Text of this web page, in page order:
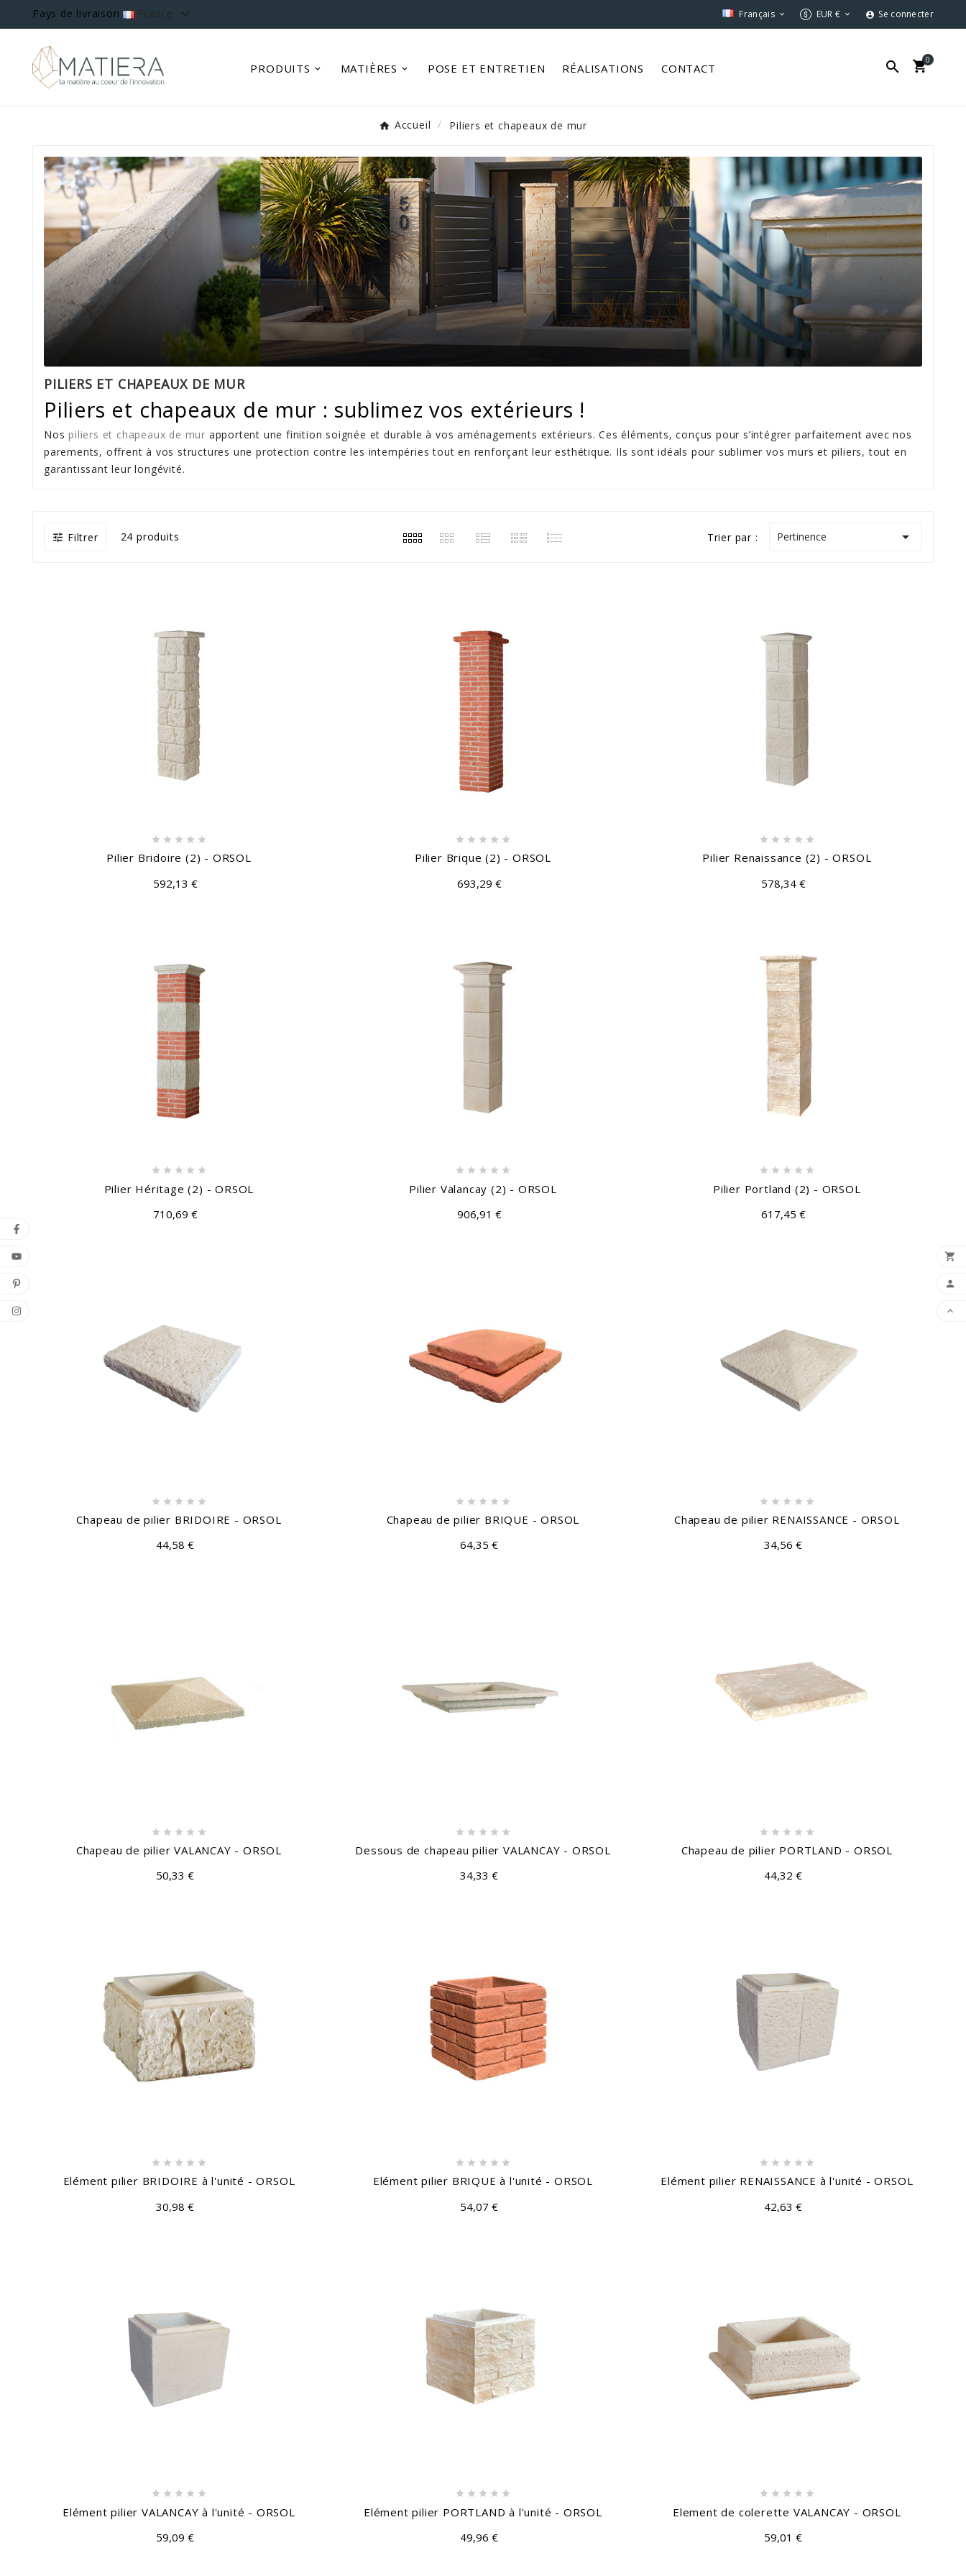
Pays de livraison France  Français  EUR €   Se connecter
PRODUITS MATIÈRES POSE ET ENTRETIEN RÉALISATIONS CONTACT  0
Accueil Piliers et chapeaux de mur
PILIERS ET CHAPEAUX DE MUR
Piliers et chapeaux de mur : sublimez vos extérieurs !
Nos piliers et chapeaux de mur apportent une finition soignée et durable à vos aménagements extérieurs. Ces éléments, conçus pour s’intégrer parfaitement avec nos
parements, offrent à vos structures une protection contre les intempéries tout en renforçant leur esthétique. Ils sont idéals pour sublimer vos murs et piliers, tout en
garantissant leur longévité.
 Filtrer 24 produits Trier par : Pertinence 
    
Pilier Bridoire (2) - ORSOL
592,13 €
    
Pilier Brique (2) - ORSOL
693,29 €
    
Pilier Renaissance (2) - ORSOL
578,34 €
    
Pilier Héritage (2) - ORSOL
710,69 €
    
Pilier Valancay (2) - ORSOL
906,91 €
    
Pilier Portland (2) - ORSOL
617,45 €
    
Chapeau de pilier BRIDOIRE - ORSOL
44,58 €
    
Chapeau de pilier BRIQUE - ORSOL
64,35 €
    
Chapeau de pilier RENAISSANCE - ORSOL
34,56 €
    
Chapeau de pilier VALANCAY - ORSOL
50,33 €
    
Dessous de chapeau pilier VALANCAY - ORSOL
34,33 €
    
Chapeau de pilier PORTLAND - ORSOL
44,32 €
    
Elément pilier BRIDOIRE à l'unité - ORSOL
30,98 €
    
Elément pilier BRIQUE à l'unité - ORSOL
54,07 €
    
Elément pilier RENAISSANCE à l'unité - ORSOL
42,63 €
    
Elément pilier VALANCAY à l'unité - ORSOL
59,09 €
    
Elément pilier PORTLAND à l'unité - ORSOL
49,96 €
    
Element de colerette VALANCAY - ORSOL
59,01 €


